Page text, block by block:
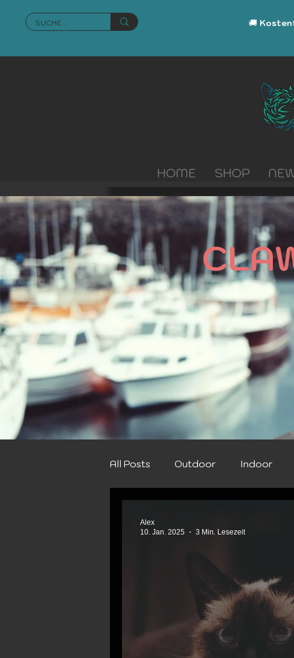
🚚
HOME SHOP
All Posts Outdoor Indoor
Alex
10. Jan. 2025
3 Min. Lesezeit